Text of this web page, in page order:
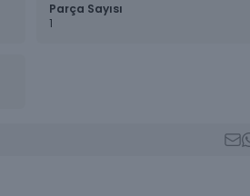
Parça Sayısı
1